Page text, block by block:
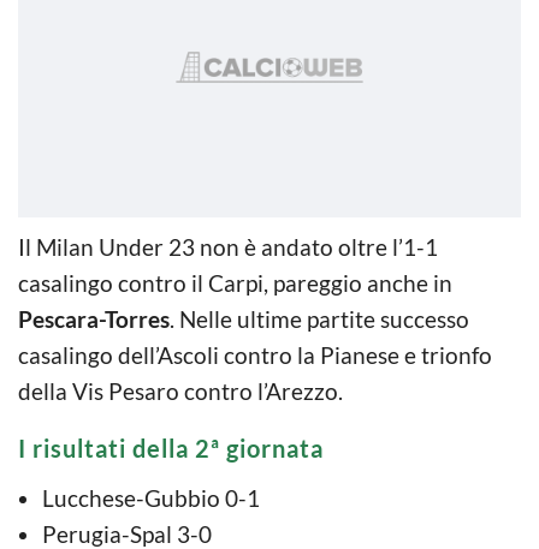
Il Milan Under 23 non è andato oltre l’1-1
casalingo contro il Carpi, pareggio anche in
Pescara-Torres. Nelle ultime partite successo
casalingo dell’Ascoli contro la Pianese e trionfo
della Vis Pesaro contro l’Arezzo.
I risultati della 2ª giornata
Lucchese-Gubbio 0-1
Perugia-Spal 3-0